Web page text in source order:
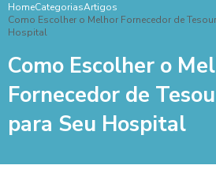
HomeCategoriasArtigos
Como Escolher o Melhor Fornecedor de
Hospital
Como Escolher o
Fornecedor de
para Seu Hospital